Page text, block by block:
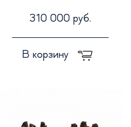
310 000 руб.
В корзину